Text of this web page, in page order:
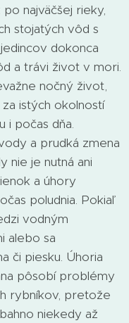
najväčšej rieky,
stojatých vôd s
dokonca
a trávi život v mori.
nočný život,
istých okolností
i počas dňa.
a prudká zmena
nie je nutná ani
a úhory
poludnia. Pokiaľ
vodným
alebo sa
či piesku. Úhoria
pôsobí problémy
rybníkov, pretože
niekedy až